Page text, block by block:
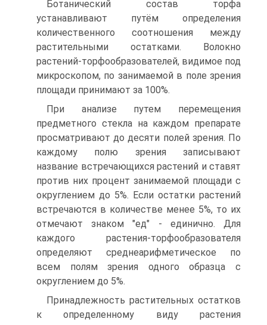
Ботанический состав торфа
устанавливают путём определения
количественного соотношения между
растительными остатками. Волокно
растений-торфообразователей, видимое под
микроскопом, по занимаемой в поле зрения
площади принимают за 100%.
При анализе путем перемещения
предметного стекла на каждом препарате
просматривают до десяти полей зрения. По
каждому полю зрения записывают
название встречающихся растений и ставят
против них процент занимаемой площади с
округлением до 5%. Если остатки растений
встречаются в количестве менее 5%, то их
отмечают знаком "ед" - единично. Для
каждого растения-торфообразователя
определяют среднеарифметическое по
всем полям зрения одного образца с
округлением до 5%.
Принадлежность растительных остатков
к определенному виду растения